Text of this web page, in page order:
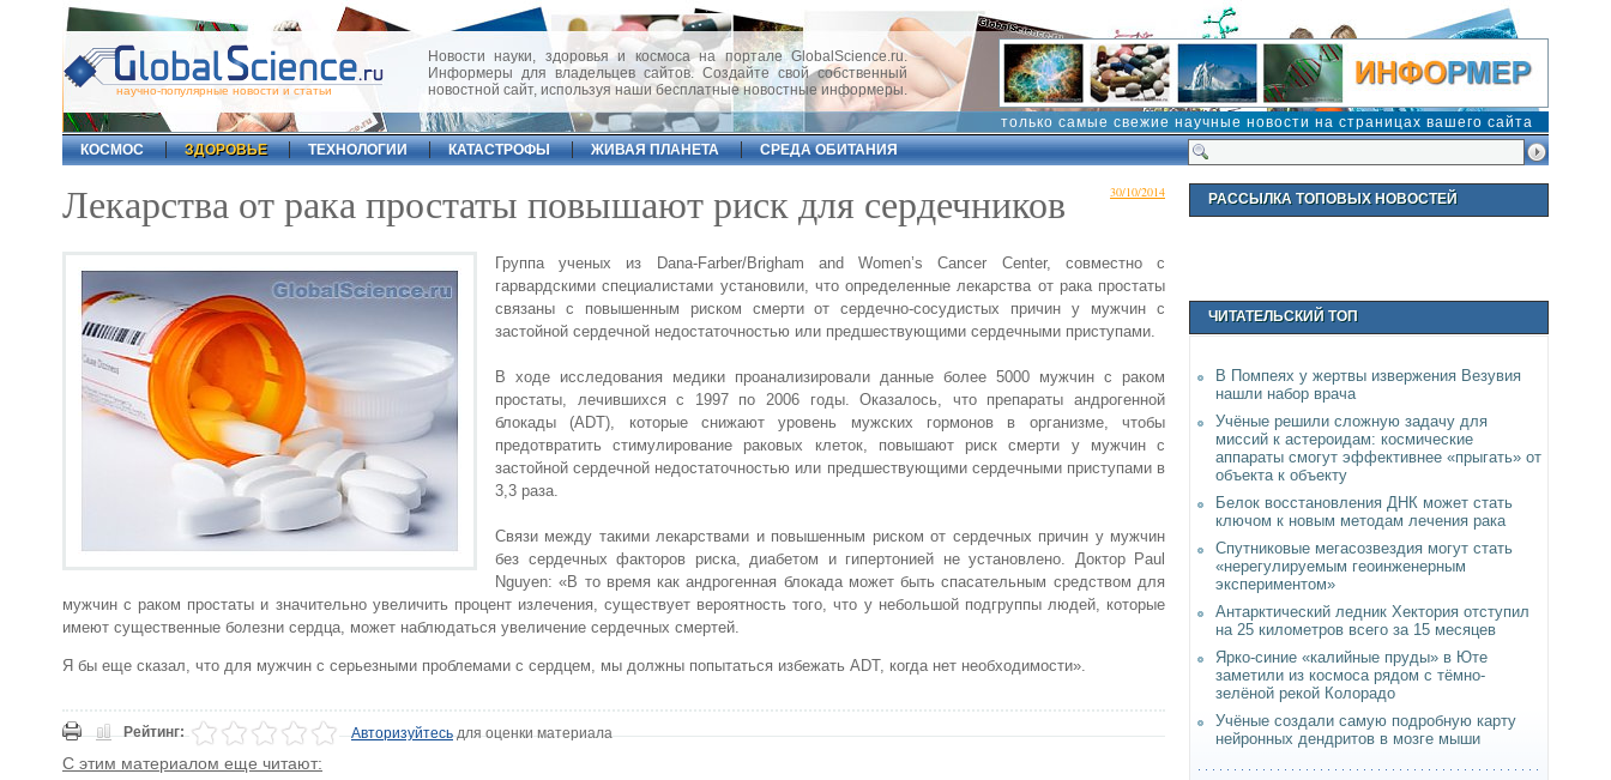
научно-популярные новости и статьи
Новости науки, здоровья и космоса на портале GlobalScience.ru.
Информеры для владельцев сайтов. Создайте свой собственный
новостной сайт, используя наши бесплатные новостные информеры.
только самые свежие научные новости на страницах вашего сайта
КОСМОС
ЗДОРОВЬЕ ТЕХНОЛОГИИ КАТАСТРОФЫ ЖИВАЯ ПЛАНЕТА СРЕДА ОБИТАНИЯ
30/10/2014
Лекарства от рака простаты повышают риск для сердечников
Группа ученых из Dana-Farber/Brigham and Women’s Cancer Center, совместно с
гарвардскими специалистами установили, что определенные лекарства от рака простаты
связаны с повышенным риском смерти от сердечно-сосудистых причин у мужчин с
застойной сердечной недостаточностью или предшествующими сердечными приступами.
В ходе исследования медики проанализировали данные более 5000 мужчин с раком
простаты, лечившихся с 1997 по 2006 годы. Оказалось, что препараты андрогенной
блокады (ADT), которые снижают уровень мужских гормонов в организме, чтобы
предотвратить стимулирование раковых клеток, повышают риск смерти у мужчин с
застойной сердечной недостаточностью или предшествующими сердечными приступами в
3,3 раза.
Связи между такими лекарствами и повышенным риском от сердечных причин у мужчин
без сердечных факторов риска, диабетом и гипертонией не установлено. Доктор Paul
Nguyen: «В то время как андрогенная блокада может быть спасательным средством для
мужчин с раком простаты и значительно увеличить процент излечения, существует вероятность того, что у небольшой подгруппы людей, которые
имеют существенные болезни сердца, может наблюдаться увеличение сердечных смертей.
Я бы еще сказал, что для мужчин с серьезными проблемами с сердцем, мы должны попытаться избежать ADT, когда нет необходимости».
Рейтинг: Авторизуйтесьдля оценки материала
С этим материалом еще читают:
РАССЫЛКА ТОПОВЫХ НОВОСТЕЙ
ЧИТАТЕЛЬСКИЙ ТОП
В Помпеях у жертвы извержения Везувия
нашли набор врача
Учёные решили сложную задачу для
миссий к астероидам: космические
аппараты смогут эффективнее «прыгать» от
объекта к объекту
Белок восстановления ДНК может стать
ключом к новым методам лечения рака
Спутниковые мегасозвездия могут стать
«нерегулируемым геоинженерным
экспериментом»
Антарктический ледник Хектория отступил
на 25 километров всего за 15 месяцев
Ярко-синие «калийные пруды» в Юте
заметили из космоса рядом с тёмно-
зелёной рекой Колорадо
Учёные создали самую подробную карту
нейронных дендритов в мозге мыши